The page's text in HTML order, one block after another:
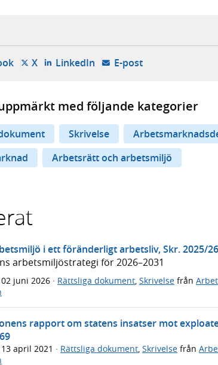
- öppnas i ny flik, extern webbplats,
X- öppnas i ny flik, extern webbplats,
LinkedIn- öppnas i ny flik, extern
E-post- öppnar din e-
med följande kategorier
Skrivelse
Arbetsrätt och arbetsmiljö
i ett föränderligt arbetsliv, Skr. 2025/
arbetsmiljöstrategi för 2026–2031
02 juni 2026 · Rättsliga dokument, Skrivelse från
rapport om statens insatser mot
13 april 2021 · Rättsliga dokument, Skrivelse från